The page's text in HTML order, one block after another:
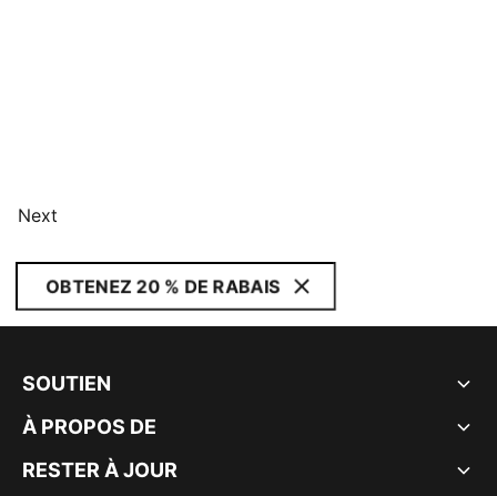
Next
OBTENEZ 20 % DE RABAIS
SOUTIEN
À PROPOS DE
RESTER À JOUR